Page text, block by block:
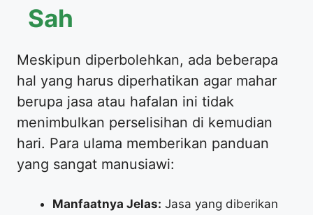
Sah
​Meskipun diperbolehkan, ada beberapa
hal yang harus diperhatikan agar mahar
berupa jasa atau hafalan ini tidak
menimbulkan perselisihan di kemudian
hari. Para ulama memberikan panduan
yang sangat manusiawi:
Manfaatnya Jelas: Jasa yang diberikan